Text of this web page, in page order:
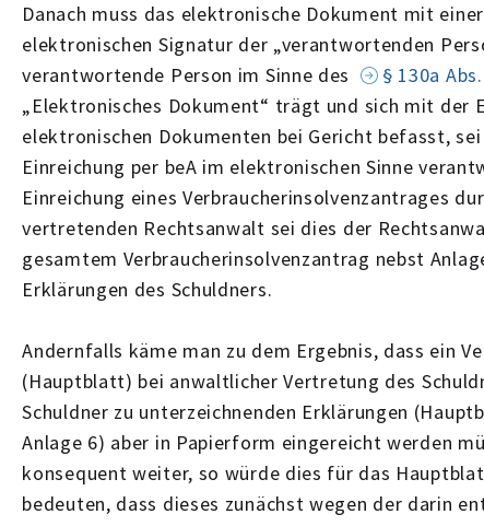
Danach muss das elektronische Dokument mit
elektronischen Signatur der „verantwortenden
verantwortende Person im Sinne des
§ 130a
„Elektronisches Dokument“ trägt und sich mit der
elektronischen Dokumenten bei Gericht befasst,
Einreichung per beA im elektronischen Sinne
Einreichung eines Verbraucherinsolvenzantrages
vertretenden Rechtsanwalt sei dies der
gesamtem Verbraucherinsolvenzantrag nebst
Erklärungen des Schuldners.
Andernfalls käme man zu dem Ergebnis, dass ein
(Hauptblatt) bei anwaltlicher Vertretung des
Schuldner zu unterzeichnenden Erklärungen
Anlage 6) aber in Papierform eingereicht werden
konsequent weiter, so würde dies für das
bedeuten, dass dieses zunächst wegen der darin